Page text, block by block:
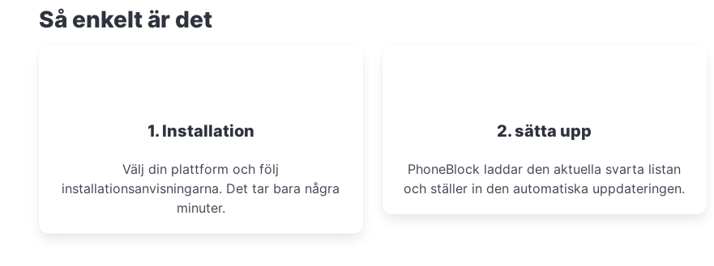
Så enkelt är det
1. Installation
Välj din plattform och följ
installationsanvisningarna. Det tar bara några
minuter.
2. sätta upp
PhoneBlock laddar den aktuella svarta listan
och ställer in den automatiska uppdateringen.